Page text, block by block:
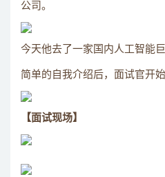
公司。
今天他去了一家国内人工智能
简单的自我介绍后，面试官开始
【面试现场】